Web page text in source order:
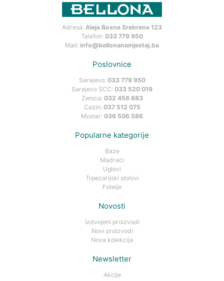
Adresa: Aleja Bosne Srebrene 123
Telefon: 033 779 950
Mail: info@bellonanamjestaj.ba
Poslovnice
Sarajevo: 033 779 950
Sarajevo SCC: 033 520 019
Zenica: 032 456 683
Cazin: 037 512 075
Mostar: 036 506 586
Popularne kategorije
Baze
Madraci
Uglovi
Trpezarijski stolovi
Fotelje
Novosti
Izdvojeni proizvodi
Novi proizvodi
Nova kolekcija
Newsletter
Akcije